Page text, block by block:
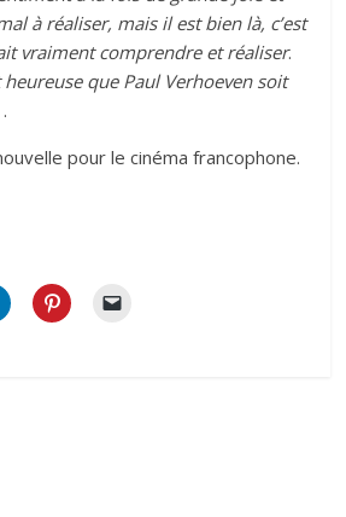
à réaliser, mais il est bien là, c’est
vraiment comprendre et réaliser.
heureuse que Paul Verhoeven soit
pour le cinéma francophone.